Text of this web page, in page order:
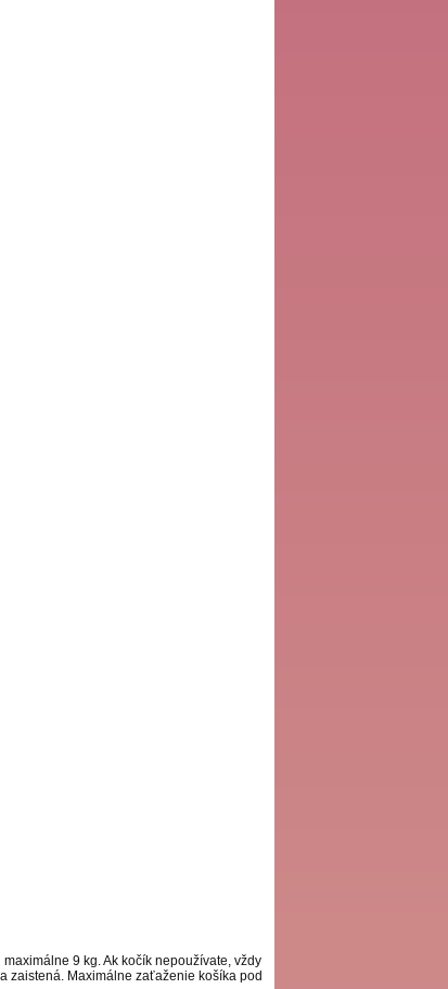
9 kg. Ak kočík nepoužívate, vždy
zaistená. Maximálne zaťaženie košíka pod